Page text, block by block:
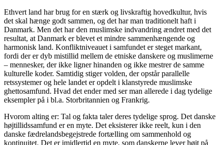
Ethvert land har brug for en stærk og livskraftig hovedkultur, hvis
det skal hænge godt sammen, og det har man traditionelt haft i
Danmark. Men det har den muslimske indvandring ændret med det
resultat, at Danmark er blevet et mindre sammenhængende og
harmonisk land. Konfliktniveauet i samfundet er steget markant,
fordi der er dyb mistillid mellem de etniske danskere og muslimerne
– mennesker, der ikke ligner hinanden og ikke mestrer de samme
kulturelle koder. Samtidig stiger volden, der opstår parallelle
retssystemer og hele landet er opdelt i klanstyrede muslimske
ghettosamfund. Hvad det ender med ser man allerede i dag tydelige
eksempler på i bl.a. Storbritannien og Frankrig.
Hvorom alting er: Tal og fakta taler deres tydelige sprog. Det danske
højtillidssamfund er en myte. Det eksisterer ikke reelt, kun i den
danske fædrelandsbegejstrede fortælling om sammenhold og
kontinuitet. Det er imidlertid en myte, som danskerne lever højt på